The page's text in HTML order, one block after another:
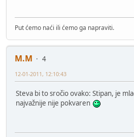
Put ćemo naći ili ćemo ga napraviti.
M.M
4
12-01-2011, 12:10:43
Steva bi to sročio ovako: Stipan, je
najvažnije nije pokvaren